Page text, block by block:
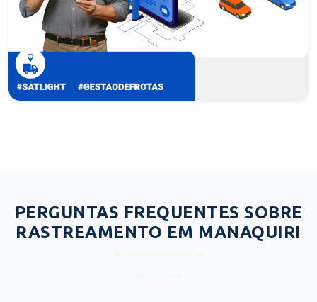
PERGUNTAS FREQUENTES SOBRE
RASTREAMENTO EM MANAQUIRI